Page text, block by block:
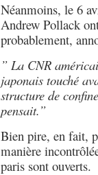
Néanmoins, le 6
Andrew Pollack
probablement,
” La CNR
japonais touché
structure de
pensait.”
Bien pire, en fait,
manière
paris sont ouverts.